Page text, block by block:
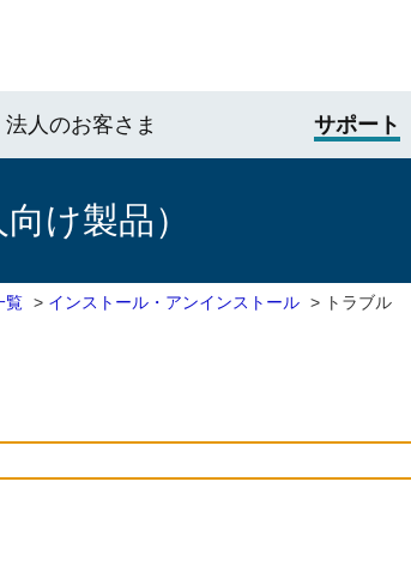
法人のお客さま サポート
け製品）
覧 > インストール・アンインストール > トラブル